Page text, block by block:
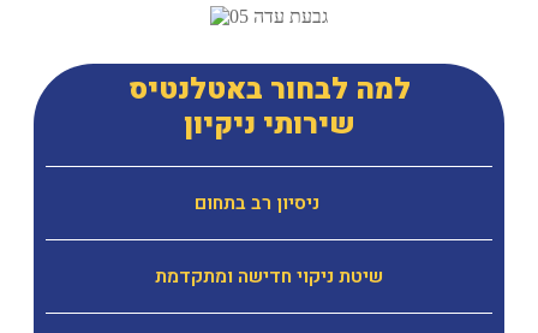
למה לבחור באטלנטיס
שירותי ניקיון
ניסיון רב בתחום
שיטת ניקוי חדישה ומתקדמת